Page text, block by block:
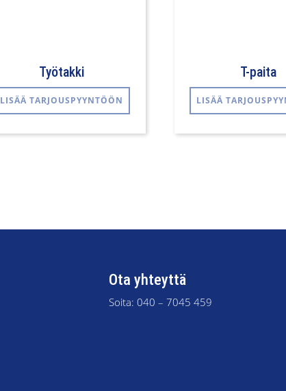
Työtakki
LISÄÄ TARJOUSPYYNTÖÖN
Tällä
useampi
T-paita
LISÄÄ
Ota yhteyttä
Soita: 040 – 7045 459